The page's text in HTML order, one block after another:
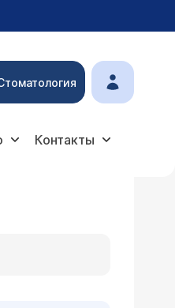
Контакты